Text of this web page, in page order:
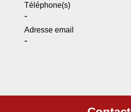
Téléphone(s)
-
Adresse email
-